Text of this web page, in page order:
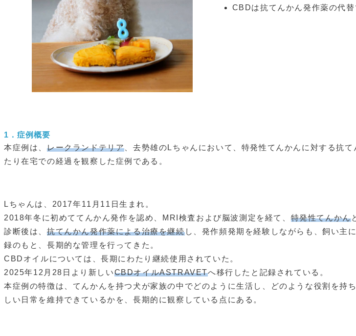
CBDは抗てんかん発作薬の代
1．症例概要
本症例は、 レークランドテリア 、去勢雄のLちゃんにおいて、特発性てんかんに対する抗
たり在宅での経過を観察した症例である。
Lちゃんは、2017年11月11日生まれ。
2018年冬に初めててんかん発作を認め、MRI検査および脳波測定を経て、 特発性てんかん
診断後は、 抗てんかん発作薬による治療を継続し、発作頻発期を経験しながらも、飼い主
録のもと、長期的な管理を行ってきた。
CBDオイルについては、長期にわたり継続使用されていた。
2025年12月28日より新しいCBDオイルASTRAVETへ移行したと記録されている。
本症例の特徴は、てんかんを持つ犬が家族の中でどのように生活し、どのような役割を持
しい日常を維持できているかを、長期的に観察している点にある。